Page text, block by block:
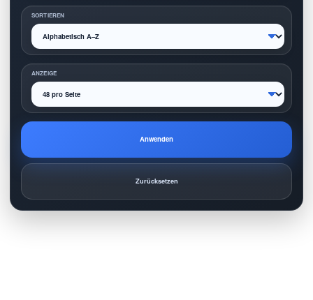
SORTIEREN
ANZEIGE
Anwenden
Zurücksetzen